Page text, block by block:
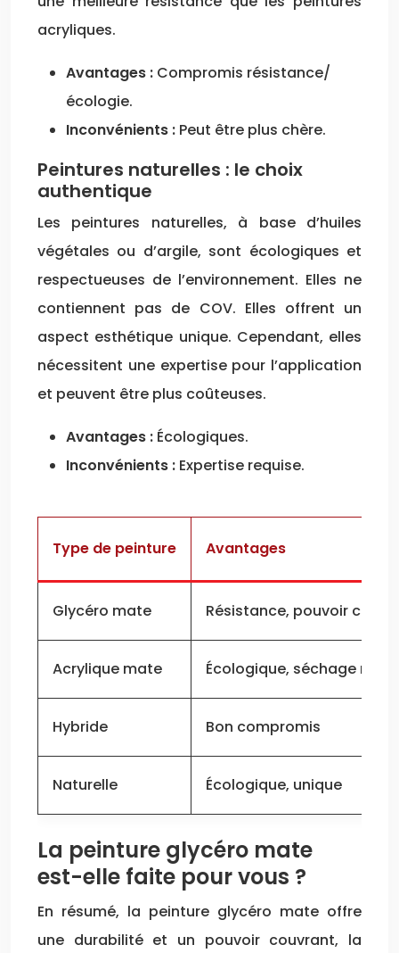
acryliques.
Avantages : Compromis résistance/
écologie.
Inconvénients : Peut être plus chère.
Peintures naturelles : le choix
authentique
Les peintures naturelles, à base d’huiles
végétales ou d’argile, sont écologiques et
respectueuses de l’environnement. Elles ne
contiennent pas de COV. Elles offrent un
aspect esthétique unique. Cependant, elles
nécessitent une expertise pour l’application
et peuvent être plus coûteuses.
Avantages : Écologiques.
Inconvénients : Expertise requise.
Type de peinture Avantages
Glycéro mate Résistance, pouvoir
Acrylique mate Écologique, séchage
Hybride Bon compromis
Naturelle Écologique, unique
La peinture glycéro mate
est-elle faite pour vous ?
En résumé, la peinture glycéro mate offre
une durabilité et un pouvoir couvrant, la